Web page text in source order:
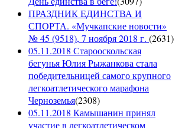
ПРАЗДНИК ЕДИНСТВА И
СПОРТА. «Мучкапские новости»
№ 45 (9518), 7 ноября 2018 г. (2631)
05.11.2018 Старооскольская
бегунья Юлия Рыжанкова стала
победительницей самого крупного
легкоатлетического марафона
Черноземья(2308)
05.11.2018 Камышанин принял
участие в легкоатлетическом